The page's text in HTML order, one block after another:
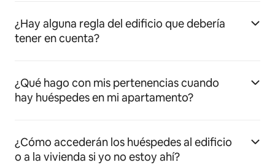
¿Hay alguna regla del edificio que debería
tener en cuenta?
¿Qué hago con mis pertenencias cuando
hay huéspedes en mi apartamento?
¿Cómo accederán los huéspedes al edificio
o a la vivienda si yo no estoy ahí?